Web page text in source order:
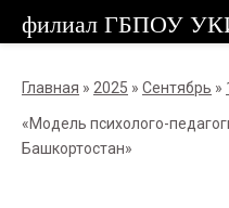
Главная » 2025 » Сентябрь »
«Модель психолого-
Башкортостан»